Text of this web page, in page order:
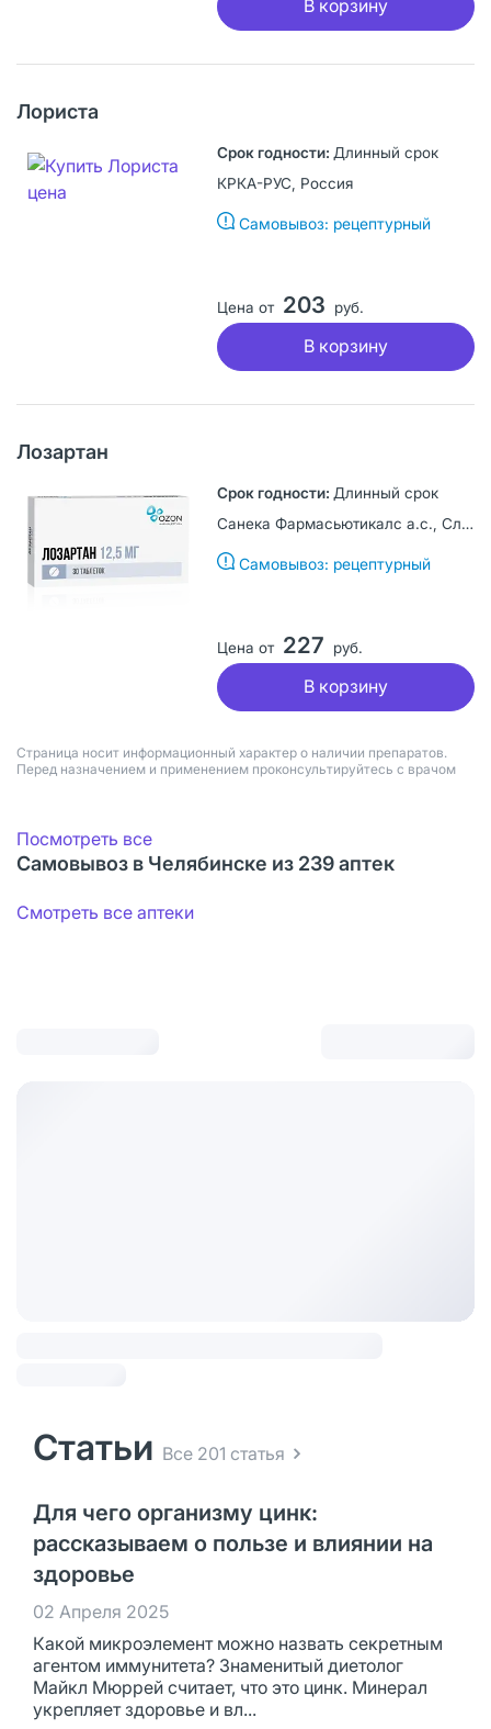
В корзину
Лориста
Длинный срок
КРКА-РУС, Россия
Самовывоз: рецептурный
Цена от 203 руб.
В корзину
Лозартан
Длинный срок
Санека Фармасьютикалс а.с., Словакия
Самовывоз: рецептурный
Цена от 227 руб.
В корзину
Страница носит информационный характер о наличии препаратов.
Перед назначением и применением проконсультируйтесь с врачом
Посмотреть все
Самовывоз в Челябинске из 239 аптек
Смотреть все аптеки
Статьи Все 201 статья
Для чего организму цинк:
рассказываем о пользе и влиянии на
здоровье
02 Апреля 2025
Какой микроэлемент можно назвать секретным
агентом иммунитета? Знаменитый диетолог
Майкл Мюррей считает, что это цинк. Минерал
укрепляет здоровье и вл...